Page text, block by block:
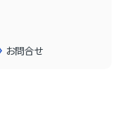
お問合せ